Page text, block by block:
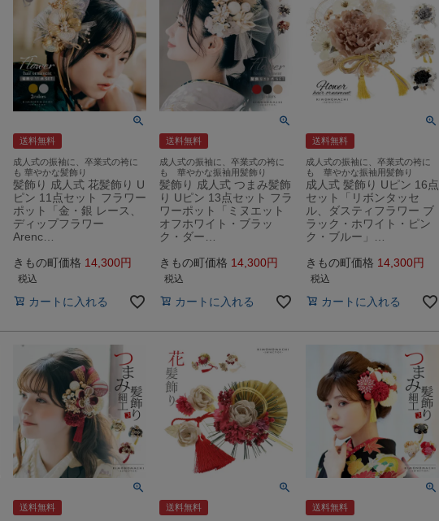
送料無料
成人式の振袖に、卒業式の袴に
も 華やかな髪飾り
髪飾り 成人式 花髪飾り U
ピン 11点セット フラワー
ポット「金・銀 レース、
ディップフラワー
Arenc…
きもの町価格 14,300
税込
カートに入れる
送料無料
成人式の振袖に、卒業式の袴に
も 華やかな振袖用髪飾り
髪飾り 成人式 つまみ髪飾
り Uピン 13点セット フラ
ワーポット「ミヌエット
オフホワイト・ブラッ
ク・ダー…
きもの町価格 14,300
税込
カートに入れる
送料無料
成人式の振袖に、卒業式の袴に
も 華やかな振袖用髪飾り
成人式 髪飾り Uピン 16点
セット「リボンタッセ
ル、ダスティフラワー ブ
ラック・ホワイト・ピン
ク・ブルー」…
きもの町価格 14,300
税込
カートに入れる
送料無料 送料無料 送料無料